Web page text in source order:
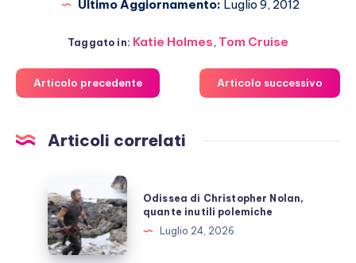
Ultimo Aggiornamento: Luglio 9, 2012
Taggato in: Katie Holmes, Tom Cruise
Articolo precedente Articolo successivo
Articoli correlati
di
Christopher
Nolan,
Odissea di Christopher Nolan,
quante inutili polemiche
Luglio 24, 2026